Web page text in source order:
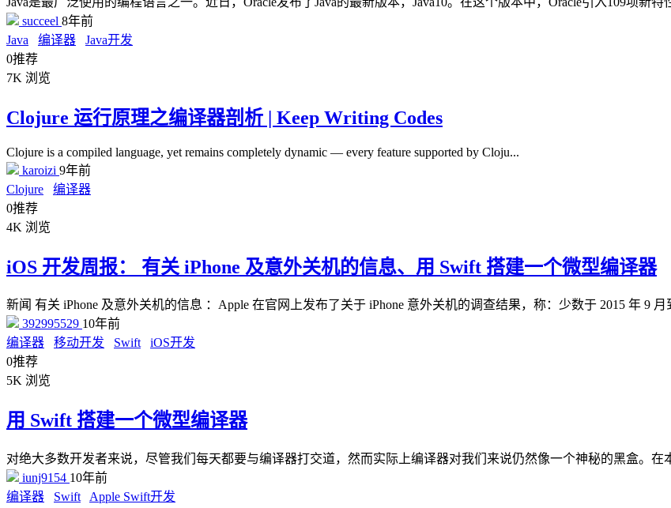
succeel 8年前
Java
编译器
Java开发
0推荐
7K 浏览
Clojure 运行原理之编译器剖析 | Keep Writing Codes
Clojure is a compiled language, yet remains completely dynamic — every feature supported by Cloju...
karoizi 9年前
Clojure
编译器
0推荐
4K 浏览
iOS 开发周报： 有关 iPhone 及意外关机的信息、用 Swift 搭建一个微型编译器
新闻 有关 iPhone 及意外关机的信息 ：Apple 在官网上发布了关于 iPhone 意外关机的调查结果，称：少数于 2015 年 9 月
392995529 10年前
编译器
移动开发 Swift
iOS开发
0推荐
5K 浏览
用 Swift 搭建一个微型编译器
对绝大多数开发者来说，尽管我们每天都要与编译器打交道，然而实际上编译器对我们来说仍然像一个神秘的黑盒。在
iunj9154 10年前
编译器
Swift
Apple Swift开发